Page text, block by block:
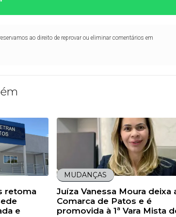
ao direito de reprovar ou eliminar comentários em
retoma
e
MUDANÇAS
Juíza Vanessa Moura deixa
Comarca de Patos e é
promovida à 1ª Vara Mista